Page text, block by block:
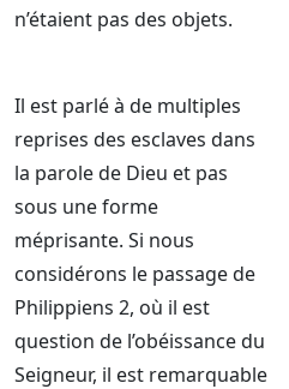
n’étaient pas des objets.
Il est parlé à de multiples
reprises des esclaves dans
la parole de Dieu et pas
sous une forme
méprisante. Si nous
considérons le passage de
Philippiens 2, où il est
question de l’obéissance du
Seigneur, il est remarquable